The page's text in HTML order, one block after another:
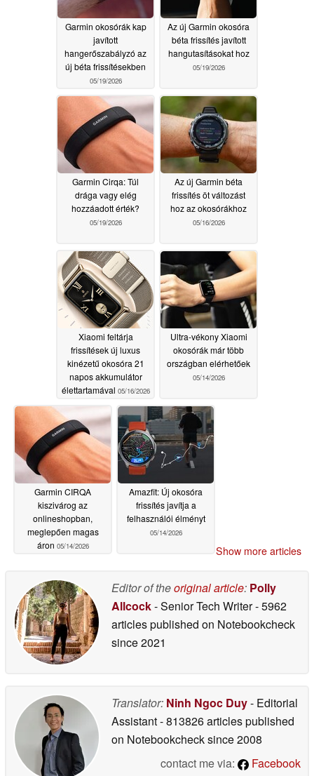
Garmin okosórák kap
javított
hangerőszabályzó az
új béta frissítésekben
05/19/2026
Az új Garmin okosóra
béta frissítés javított
hangutasításokat hoz
05/19/2026
Garmin Cirqa: Túl
drága vagy elég
hozzáadott érték?
05/19/2026
Az új Garmin béta
frissítés öt változást
hoz az okosórákhoz
05/16/2026
Xiaomi feltárja
frissítések új luxus
kinézetű okosóra 21
napos akkumulátor
élettartamával 05/16/2026
Ultra-vékony Xiaomi
okosórák már több
országban elérhetőek
05/14/2026
Garmin CIRQA
kiszivárog az
onlineshopban,
meglepően magas
áron 05/14/2026
Amazfit: Új okosóra
frissítés javítja a
felhasználói élményt
05/14/2026
Show more articles
Editor of theoriginal article: Polly
Allcock- Senior Tech Writer- 5962
articles published on Notebookcheck
since 2021
Translator: Ninh Ngoc Duy- Editorial
Assistant- 813826 articles published
on Notebookchecksince 2008
contact me via:
Facebook